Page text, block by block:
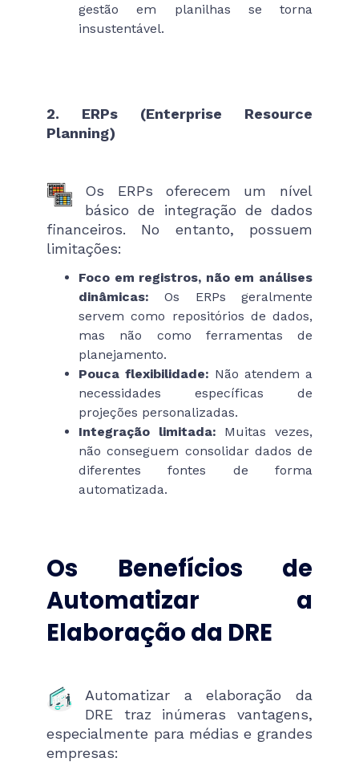
gestão em planilhas se torna
insustentável.
2. ERPs (Enterprise Resource
Planning)
Os ERPs oferecem um nível
básico de integração de dados
financeiros. No entanto, possuem
limitações:
Foco em registros, não em análises
dinâmicas: Os ERPs geralmente
servem como repositórios de dados,
mas não como ferramentas de
planejamento.
Pouca flexibilidade: Não atendem a
necessidades específicas de
projeções personalizadas.
Integração limitada: Muitas vezes,
não conseguem consolidar dados de
diferentes fontes de forma
automatizada.
Os Benefícios de
Automatizar a
Elaboração da DRE
Automatizar a elaboração da
DRE traz inúmeras vantagens,
especialmente para médias e grandes
empresas: